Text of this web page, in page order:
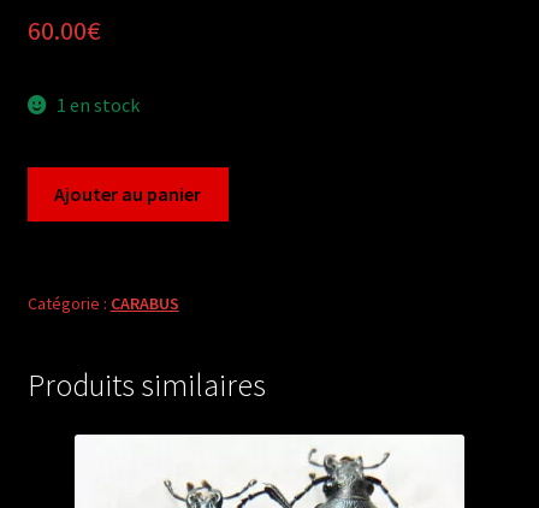
60.00€
1 en stock
kaschkarowi
A1)
Ajouter au panier
Catégorie : CARABUS
Produits similaires